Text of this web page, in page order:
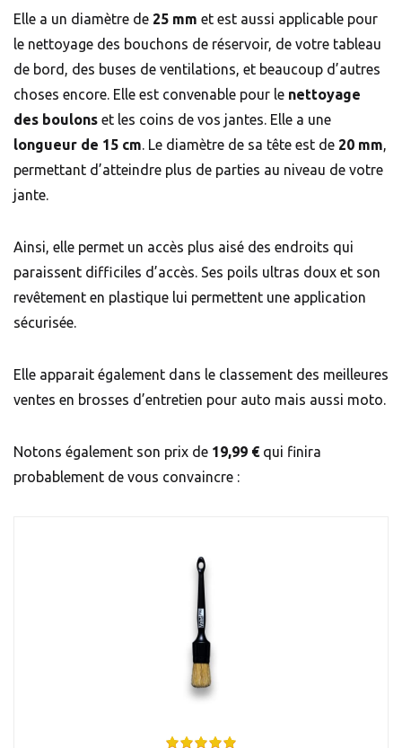
Elle a un diamètre de 25 mm et est aussi applicable pour
le nettoyage des bouchons de réservoir, de votre tableau
de bord, des buses de ventilations, et beaucoup d’autres
choses encore. Elle est convenable pour le nettoyage
des boulons et les coins de vos jantes. Elle a une
longueur de 15 cm. Le diamètre de sa tête est de 20 mm,
permettant d’atteindre plus de parties au niveau de votre
jante.
Ainsi, elle permet un accès plus aisé des endroits qui
paraissent difficiles d’accès. Ses poils ultras doux et son
revêtement en plastique lui permettent une application
sécurisée.
Elle apparait également dans le classement des meilleures
ventes en brosses d’entretien pour auto mais aussi moto.
Notons également son prix de 19,99 € qui finira
probablement de vous convaincre :